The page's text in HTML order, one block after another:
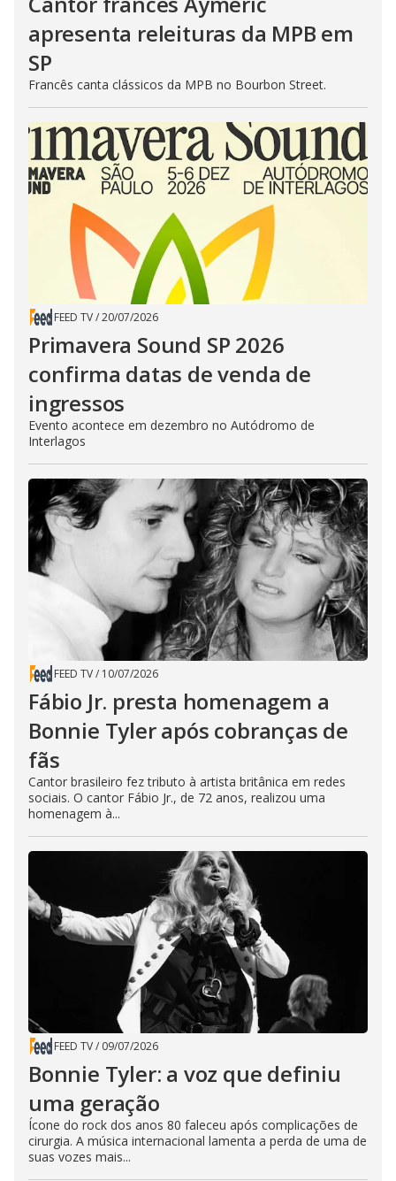
apresenta releituras da MPB em
SP
Francês canta clássicos da MPB no Bourbon Street.
FEED TV/20/07/2026
Primavera Sound SP 2026
confirma datas de venda de
ingressos
Evento acontece em dezembro no Autódromo de
Interlagos
FEED TV/ 10/07/2026
Fábio Jr. presta homenagem a
Bonnie Tyler após cobranças de
fãs
Cantor brasileiro fez tributo à artista britânica em redes
sociais. O cantor Fábio Jr., de 72 anos, realizou uma
homenagem à...
FEED TV/ 09/07/2026
Bonnie Tyler: a voz que definiu
uma geração
Ícone do rock dos anos 80 faleceu após complicações de
cirurgia. A música internacional lamenta a perda de uma de
suas vozes mais...